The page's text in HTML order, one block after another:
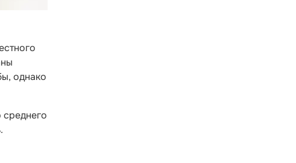
однако